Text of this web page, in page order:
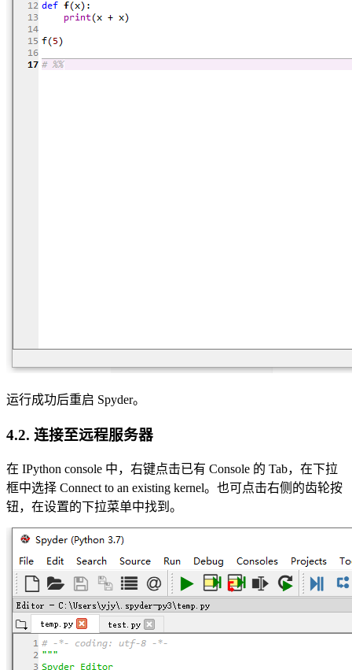
运行成功后重启 Spyder。
4.2. 连接至远程服务器
在 IPython console 中，右键点击已有 Console 的 Tab，在下拉
框中选择 Connect to an existing kernel。也可点击右侧的齿轮按
钮，在设置的下拉菜单中找到。